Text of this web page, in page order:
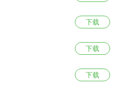
下载
下载
下载